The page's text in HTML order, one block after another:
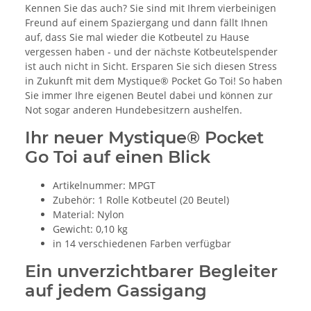
Kennen Sie das auch? Sie sind mit Ihrem vierbeinigen
Freund auf einem Spaziergang und dann fällt Ihnen
auf, dass Sie mal wieder die Kotbeutel zu Hause
vergessen haben - und der nächste Kotbeutelspender
ist auch nicht in Sicht. Ersparen Sie sich diesen Stress
in Zukunft mit dem Mystique® Pocket Go Toi! So haben
Sie immer Ihre eigenen Beutel dabei und können zur
Not sogar anderen Hundebesitzern aushelfen.
Ihr neuer Mystique® Pocket
Go Toi auf einen Blick
Artikelnummer: MPGT
Zubehör: 1 Rolle Kotbeutel (20 Beutel)
Material: Nylon
Gewicht: 0,10 kg
in 14 verschiedenen Farben verfügbar
Ein unverzichtbarer Begleiter
auf jedem Gassigang